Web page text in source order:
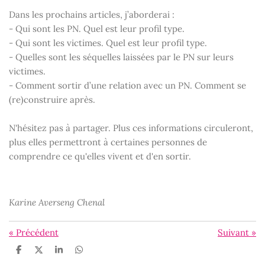
Dans les prochains articles, j’aborderai :
- Qui sont les PN. Quel est leur profil type.
- Qui sont les victimes. Quel est leur profil type.
- Quelles sont les séquelles laissées par le PN sur leurs
victimes.
- Comment sortir d’une relation avec un PN. Comment se
(re)construire après.
N'hésitez pas à partager. Plus ces informations circuleront,
plus elles permettront à certaines personnes de
comprendre ce qu'elles vivent et d'en sortir.
Karine Averseng Chenal
« Précédent Suivant »
P
P
P
P